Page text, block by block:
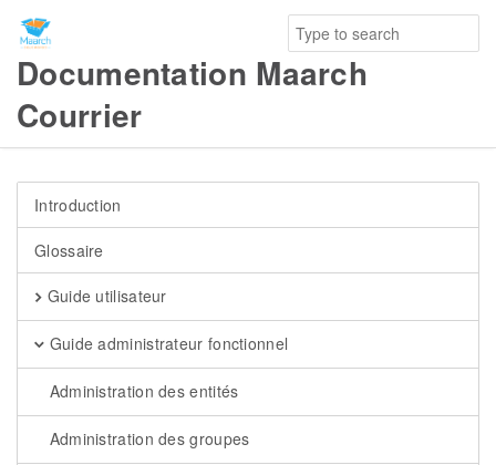
Documentation Maarch
Courrier
Introduction
Glossaire
Guide utilisateur
Guide administrateur fonctionnel
Administration des entités
Administration des groupes